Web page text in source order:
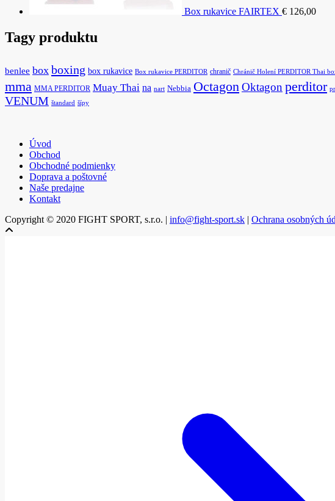
Box rukavice FAIRTEX € 126,00
Tagy produktu
benlee box boxing box rukavice Box rukavice PERDITOR chranič Chránič Holení PERDITOR Thai
mma MMA PERDITOR Muay Thai na nart Nebbia Octagon Oktagon perditor
VENUM štandard šípy
Úvod
Obchod
Obchodné podmienky
Doprava a poštovné
Naše predajne
Kontakt
Copyright © 2020 FIGHT SPORT, s.r.o. | info@fight-sport.sk | Ochrana osobných